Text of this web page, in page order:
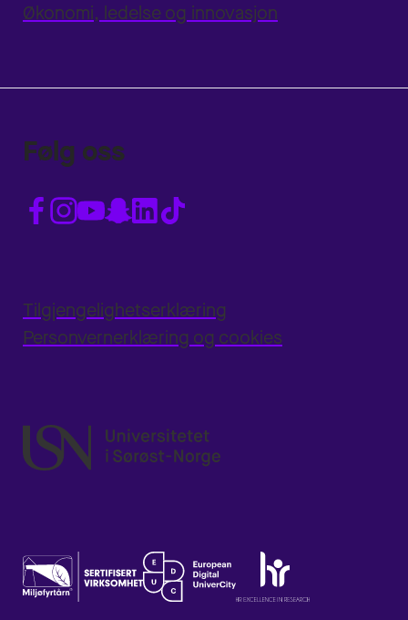
Økonomi, ledelse og innovasjon
Følg oss
Tilgjengelighetserklæring
Personvernerklæring og cookies